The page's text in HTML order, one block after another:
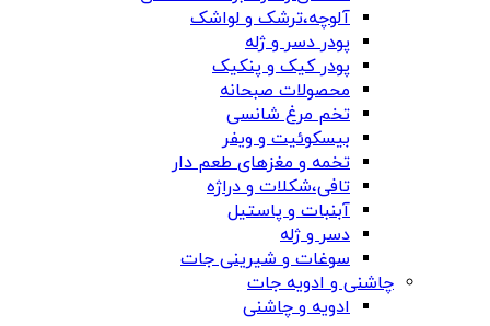
آلوچه،ترشک و لواشک
پودر دسر و ژله
پودر کیک و پنکیک
محصولات صبحانه
تخم مرغ شانسی
بیسکوئیت و ویفر
تخمه و مغزهای طعم دار
تافی،شکلات و دراژه
آبنبات و پاستیل
دسر و ژله
سوغات و شیرینی جات
چاشنی و ادویه جات
ادویه و چاشنی